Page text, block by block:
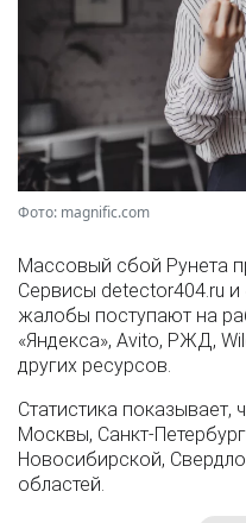
Фото: magnific.com
Массовый сбой Рунета
Сервисы detector404.ru и
жалобы поступают на
«Яндекса», Avito, РЖД,
других ресурсов.
Статистика
Москвы, Санкт-
Новосибирской,
областей.